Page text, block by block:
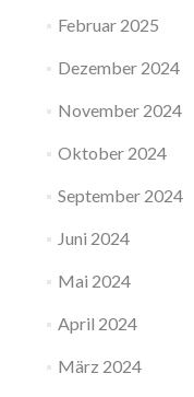
Februar 2025
Dezember 2024
November 2024
Oktober 2024
September 2024
Juni 2024
Mai 2024
April 2024
März 2024